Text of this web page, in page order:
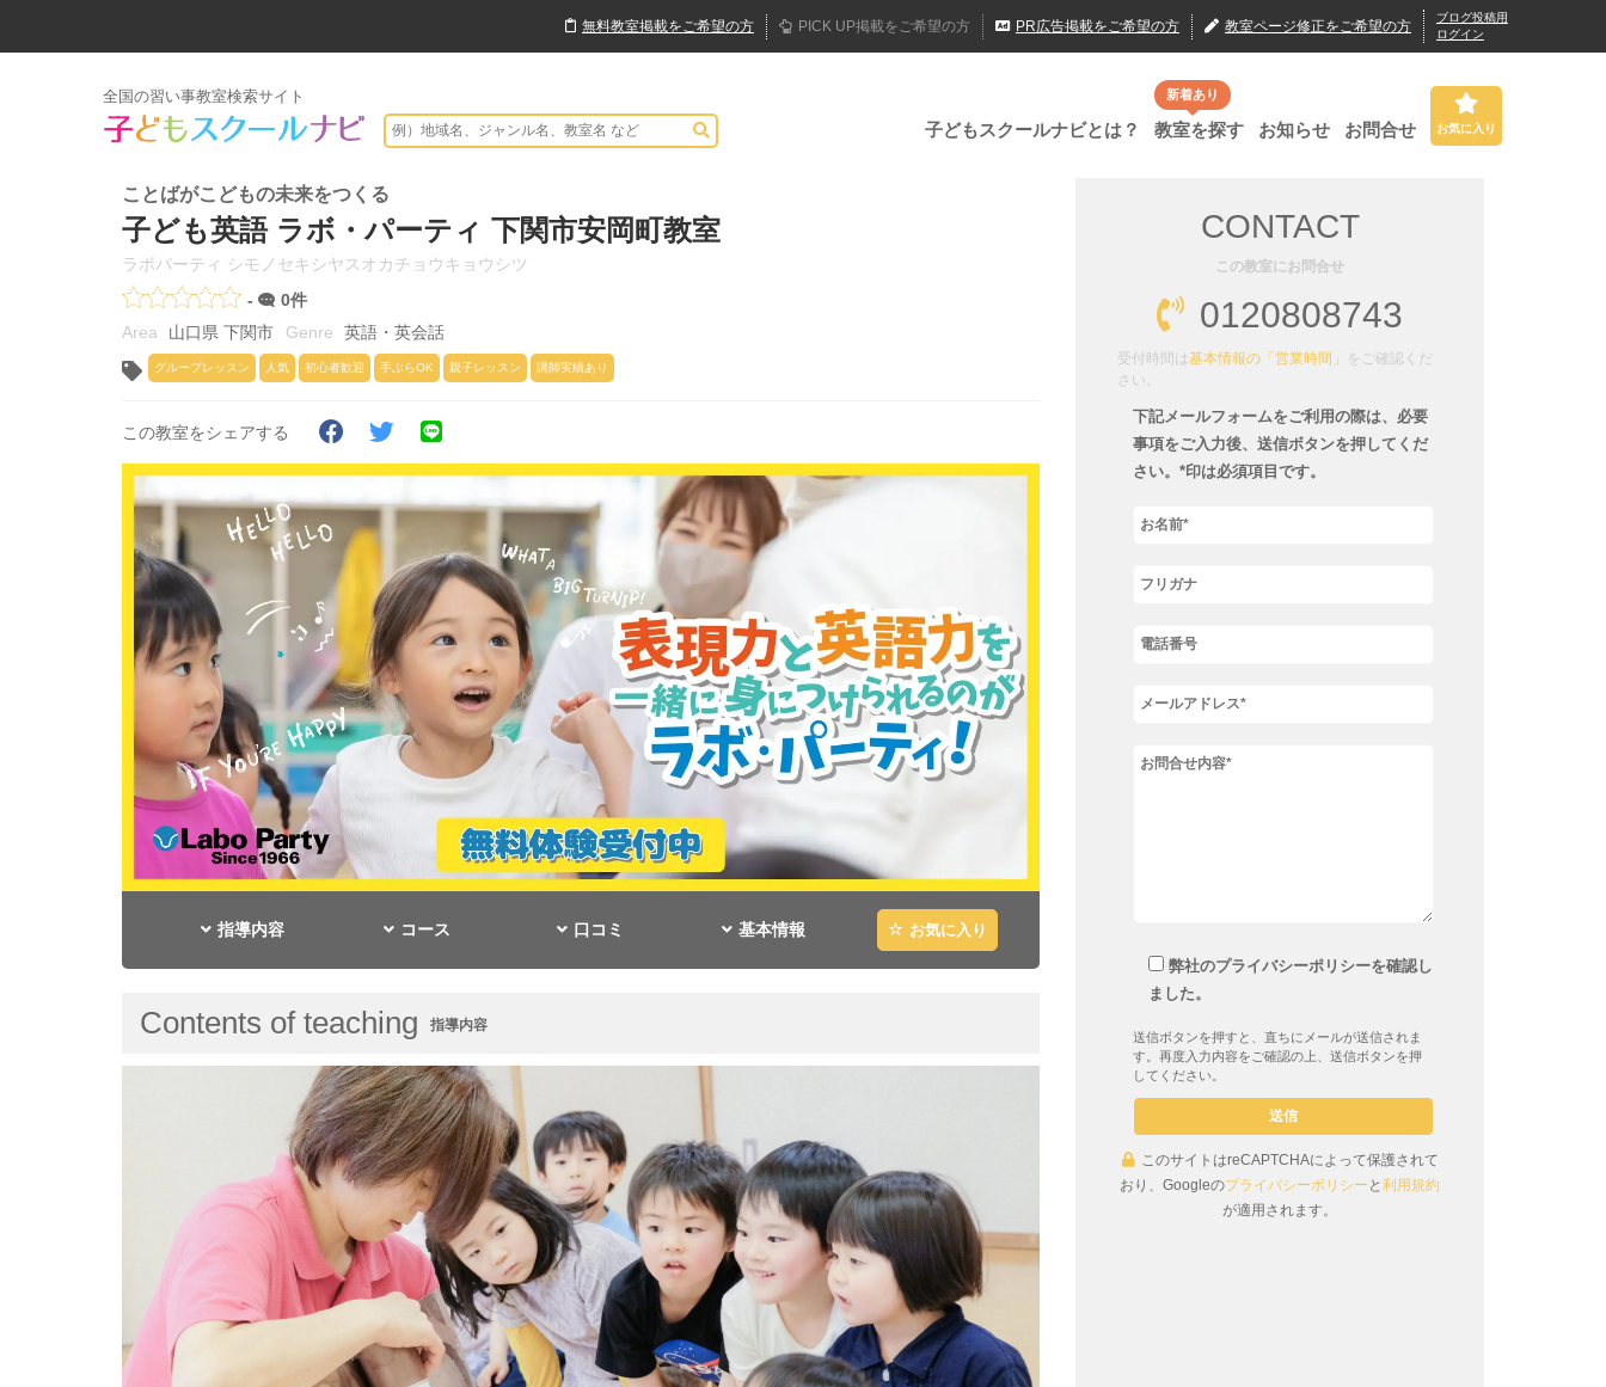
無料教室掲載をご希望の方 PICK UP掲載をご希望の方 PR広告掲載をご希望の方 教室ページ修正をご希望の方
ブログ投稿用
ログイン
全国の習い事教室検索サイト
子どもスクールナビとは？
新着あり
教室を探す お知らせ お問合せ お気に入り
ことばがこどもの未来をつくる
子ども英語 ラボ・パーティ 下関市安岡町教室
ラボパーティ シモノセキシヤスオカチョウキョウシツ
-
0件
山口県 下関市
英語・英会話
グループレッスン 人気 初心者歓迎 手ぶらOK 親子レッスン 講師実績あり
この教室をシェアする
指導内容 コース 口コミ 基本情報 お気に入り
Contents of teaching 指導内容
CONTACT
この教室にお問合せ
0120808743
受付時間は基本情報の「営業時間」
をご確認くだ
さい。
下記メールフォームをご利用の際は、必要
事項をご入力後、送信ボタンを押してくだ
さい。*印は必須項目です。
弊社のプライバシーポリシーを確認し
ました。
送信ボタンを押すと、直ちにメールが送信されま
す。再度入力内容をご確認の上、送信ボタンを押
してください。
このサイトはreCAPTCHAによって保護されて
おり、Googleのプライバシーポリシー と 利用規約
が適用されます。